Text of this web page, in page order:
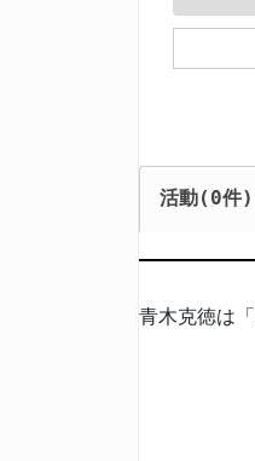
活動(0件)
青木克徳は「